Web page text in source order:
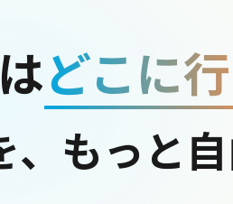
どこに
、もっと